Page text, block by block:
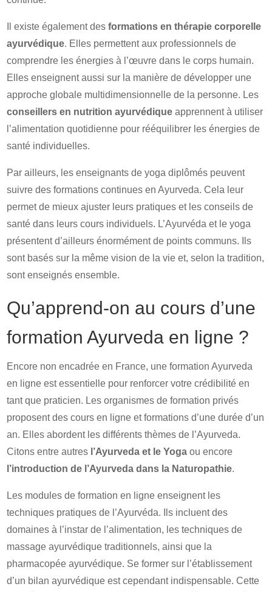
Il existe également desformations en thérapie corporelle
ayurvédique. Elles permettent aux professionnels de
comprendre les énergies à l’œuvre dans le corps humain.
Elles enseignent aussi sur la manière de développer une
approche globale multidimensionnelle de la personne. Les
conseillers en nutrition ayurvédique apprennent à utiliser
l’alimentation quotidienne pour rééquilibrer les énergies de
santé individuelles.
Par ailleurs, les enseignants de yoga diplômés peuvent
suivre des formations continues en Ayurveda. Cela leur
permet de mieux ajuster leurs pratiques et les conseils de
santé dans leurs cours individuels. L’Ayurvéda et le yoga
présentent d’ailleurs énormément de points communs. Ils
sont basés sur la même vision de la vie et, selon la tradition,
sont enseignés ensemble.
Qu’apprend-on au cours d’une
formation Ayurveda en ligne ?
Encore non encadrée en France, une formation Ayurveda
en ligne est essentielle pour renforcer votre crédibilité en
tant que praticien. Les organismes de formation privés
proposent des cours en ligne et formations d’une durée d’un
an. Elles abordent les différents thèmes de l’Ayurveda.
Citons entre autres l’Ayurveda et le Yogaou encore
l’introduction de l’Ayurveda dans la Naturopathie.
Les modules de formation en ligne enseignent les
techniques pratiques de l’Ayurvéda. Ils incluent des
domaines à l’instar de l’alimentation, les techniques de
massage ayurvédique traditionnels, ainsi que la
pharmacopée ayurvédique. Se former sur l’établissement
d’un bilan ayurvédique est cependant indispensable. Cette